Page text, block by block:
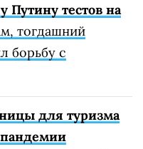
Путину тестов на
тогдашний
борьбу с
для туризма